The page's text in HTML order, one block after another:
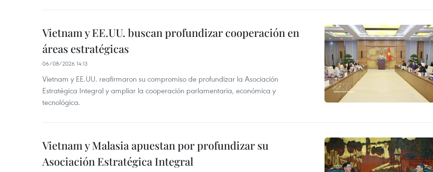
Vietnam y EE.UU. buscan profundizar cooperación en
áreas estratégicas
06/08/2026 14:13
Vietnam y EE.UU. reafirmaron su compromiso de profundizar la Asociación
Estratégica Integral y ampliar la cooperación parlamentaria, económica y
tecnológica.
Vietnam y Malasia apuestan por profundizar su
Asociación Estratégica Integral